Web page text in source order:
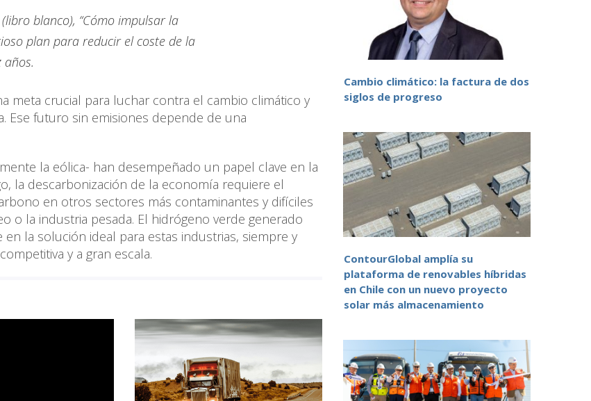
blanco), “Cómo impulsar la
plan para reducir el coste de la
meta crucial para luchar contra el cambio climático y
Ese futuro sin emisiones depende de una
la eólica- han desempeñado un papel clave en la
la descarbonización de la economía requiere el
en otros sectores más contaminantes y difíciles
o la industria pesada. El hidrógeno verde generado
la solución ideal para estas industrias, siempre y
y a gran escala.
Cambio climático: la factura de dos
siglos de progreso
ContourGlobal amplía su
plataforma de renovables híbridas
en Chile con un nuevo proyecto
solar más almacenamiento